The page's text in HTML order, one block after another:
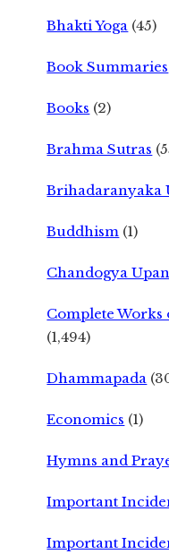
Bhakti Yoga (45)
Book Summaries
Books (2)
Brahma Sutras
Brihadaranyaka
Buddhism (1)
Chandogya
Complete Works
(1,494)
Dhammapada
Economics (1)
Hymns and
Important
Important